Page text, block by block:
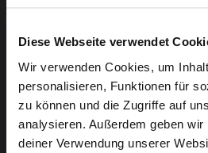
Diese Webseite verwendet
Wir verwenden Cookies, um
personalisieren, Funktionen für
zu können und die Zugriffe auf
analysieren. Außerdem geben
deiner Verwendung unserer
Kauf